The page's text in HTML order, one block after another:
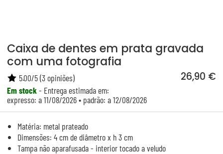
Caixa de dentes em prata gravada
com uma fotografia
26,90 €
Em stock- Entrega estimada em:
expresso: a 11/08/2026 • padrão: a 12/08/2026
5.00/5(3opiniões)
Matéria: metal prateado
Dimensões: 4 cm de diâmetro x h 3 cm
Tampa não aparafusada - interior tocado a veludo